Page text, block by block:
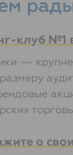
клуб №1
—
о